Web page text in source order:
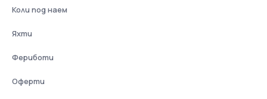
Коли под наем
Яхти
Фериботи
Оферти